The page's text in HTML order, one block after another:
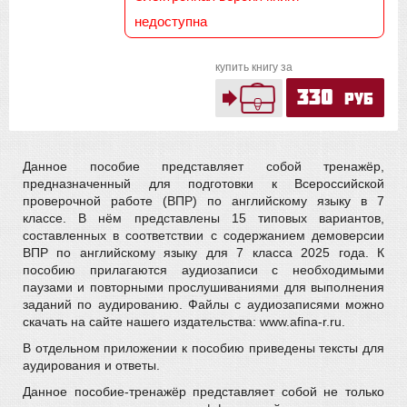
недоступна
купить книгу за
330 руб
Данное пособие представляет собой тренажёр,
предназначенный для подготовки к Всероссийской
проверочной работе (ВПР) по английскому языку в 7
классе. В нём представлены 15 типовых вариантов,
составленных в соответствии с содержанием демоверсии
ВПР по английскому языку для 7 класса 2025 года. К
пособию прилагаются аудиозаписи с необходимыми
паузами и повторными прослушиваниями для выполнения
заданий по аудированию. Файлы с аудиозаписями можно
скачать на сайте нашего издательства: www.afina-r.ru.
В отдельном приложении к пособию приведены тексты для
аудирования и ответы.
Данное пособие-тренажёр представляет собой не только